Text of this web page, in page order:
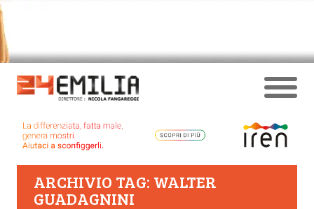
ARCHIVIO TAG: WALTER
GUADAGNINI